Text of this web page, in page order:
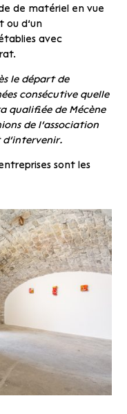
de matériel en vue
ou d’un
avec
le départ de
consécutive quelle
qualifiée de Mécène
de l’association
sont les